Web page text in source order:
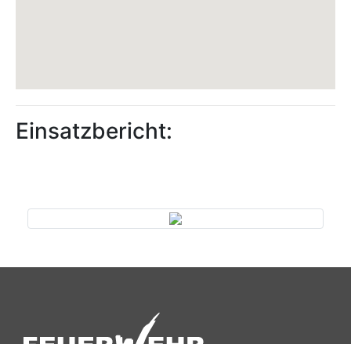
Einsatzbericht:
Previous Next